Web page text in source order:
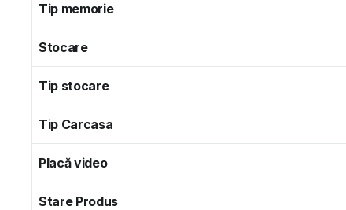
Tip memorie
Stocare
Tip stocare
Tip Carcasa
Placă video
Stare Produs